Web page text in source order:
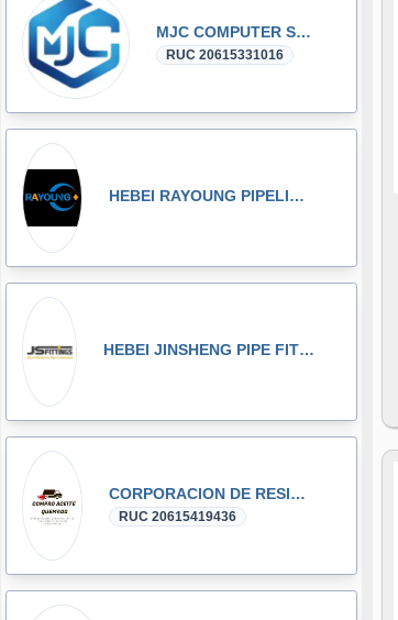
MJC COMPUTER SAC
RUC 20615331016
HEBEI RAYOUNG PIPELINE TECHNOLOGY CO., LTD
HEBEI JINSHENG PIPE FITTING MANUFACTURING CO., LT
CORPORACION DE RESIDUOS SEGOVIA.PERU SAC
RUC 20615419436